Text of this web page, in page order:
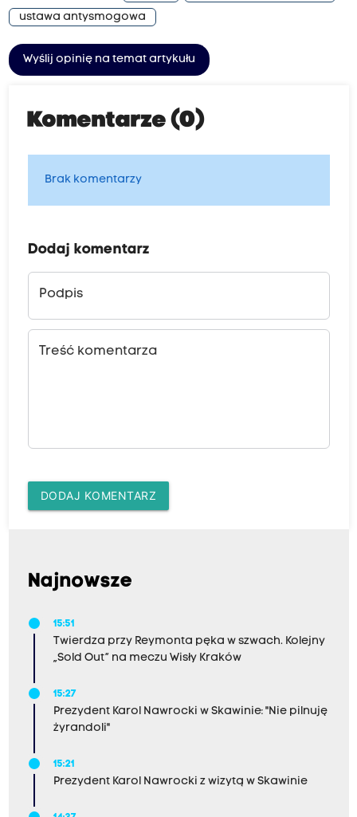
ustawa antysmogowa
Wyślij opinię na temat artykułu
Komentarze (0)
Brak komentarzy
Dodaj komentarz
Podpis
Treść komentarza
DODAJ KOMENTARZ
Najnowsze
15:51
Twierdza przy Reymonta pęka w szwach. Kolejny
„Sold Out” na meczu Wisły Kraków
15:27
Prezydent Karol Nawrocki w Skawinie: "Nie pilnuję
żyrandoli"
15:21
Prezydent Karol Nawrocki z wizytą w Skawinie